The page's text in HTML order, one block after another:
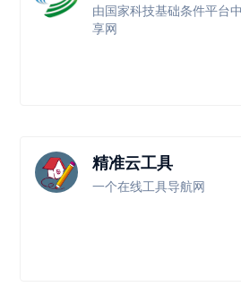
由国家科技基础条件平台
享网
精准云工具
一个在线工具导航网